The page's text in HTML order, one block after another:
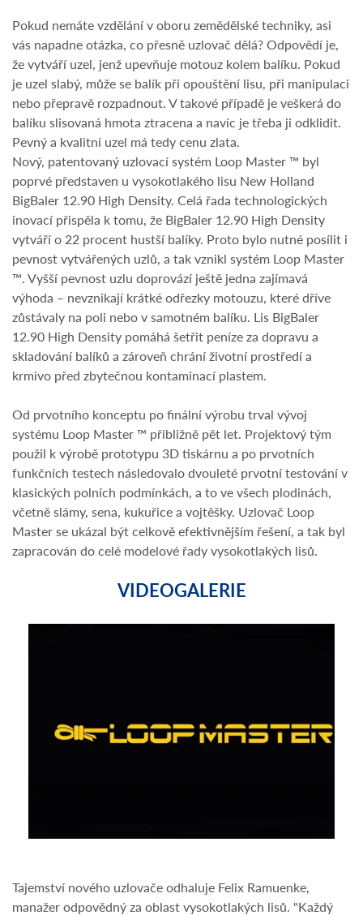
Pokud nemáte vzdělání v oboru zemědělské techniky, asi
vás napadne otázka, co přesně uzlovač dělá? Odpovědí je,
že vytváří uzel, jenž upevňuje motouz kolem balíku. Pokud
je uzel slabý, může se balík při opouštění lisu, při manipulaci
nebo přepravě rozpadnout. V takové případě je veškerá do
balíku slisovaná hmota ztracena a navíc je třeba ji odklidit.
Pevný a kvalitní uzel má tedy cenu zlata.
Nový, patentovaný uzlovací systém Loop Master ™ byl
poprvé představen u vysokotlakého lisu New Holland
BigBaler 12.90 High Density. Celá řada technologických
inovací přispěla k tomu, že BigBaler 12.90 High Density
vytváří o 22 procent hustší balíky. Proto bylo nutné posílit i
pevnost vytvářených uzlů, a tak vznikl systém Loop Master
™. Vyšší pevnost uzlu doprovází ještě jedna zajímavá
výhoda – nevznikají krátké odřezky motouzu, které dříve
zůstávaly na poli nebo v samotném balíku. Lis BigBaler
12.90 High Density pomáhá šetřit peníze za dopravu a
skladování balíků a zároveň chrání životní prostředí a
krmivo před zbytečnou kontaminací plastem.
Od prvotního konceptu po finální výrobu trval vývoj
systému Loop Master ™ přibližně pět let. Projektový tým
použil k výrobě prototypu 3D tiskárnu a po prvotních
funkčních testech následovalo dvouleté prvotní testování v
klasických polních podmínkách, a to ve všech plodinách,
včetně slámy, sena, kukuřice a vojtěšky. Uzlovač Loop
Master se ukázal být celkově efektivnějším řešení, a tak byl
zapracován do celé modelové řady vysokotlakých lisů.
VIDEOGALERIE
Tajemství nového uzlovače odhaluje Felix Ramuenke,
manažer odpovědný za oblast vysokotlakých lisů. "Každý